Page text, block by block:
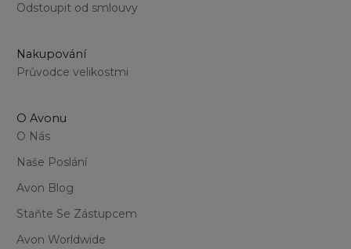
Odstoupit od smlouvy
Nakupování
Průvodce velikostmi
O Avonu
O Nás
Naše Poslání
Avon Blog
Staňte Se Zástupcem
Avon Worldwide